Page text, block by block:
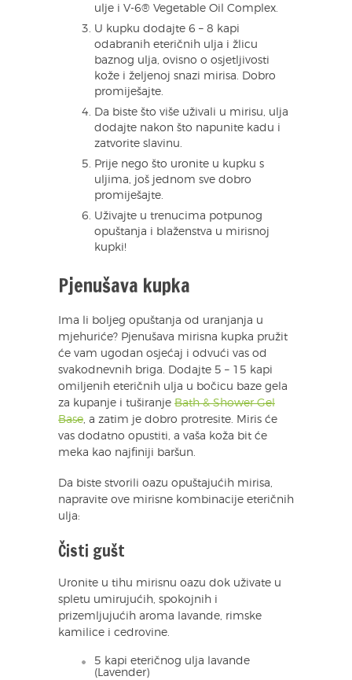
ulje i V-6® Vegetable Oil Complex.
U kupku dodajte 6 – 8 kapi
odabranih eteričnih ulja i žlicu
baznog ulja, ovisno o osjetljivosti
kože i željenoj snazi mirisa. Dobro
promiješajte.
Da biste što više uživali u mirisu, ulja
dodajte nakon što napunite kadu i
zatvorite slavinu.
Prije nego što uronite u kupku s
uljima, još jednom sve dobro
promiješajte.
Uživajte u trenucima potpunog
opuštanja i blaženstva u mirisnoj
kupki!
Pjenušava kupka
Ima li boljeg opuštanja od uranjanja u
mjehuriće? Pjenušava mirisna kupka pružit
će vam ugodan osjećaj i odvući vas od
svakodnevnih briga. Dodajte 5 – 15 kapi
omiljenih eteričnih ulja u bočicu baze gela
za kupanje i tuširanje Bath & Shower Gel
Base, a zatim je dobro protresite. Miris će
vas dodatno opustiti, a vaša koža bit će
meka kao najfiniji baršun.
Da biste stvorili oazu opuštajućih mirisa,
napravite ove mirisne kombinacije eteričnih
ulja:
Čisti gušt
Uronite u tihu mirisnu oazu dok uživate u
spletu umirujućih, spokojnih i
prizemljujućih aroma lavande, rimske
kamilice i cedrovine.
5 kapi eteričnog ulja lavande
(Lavender)